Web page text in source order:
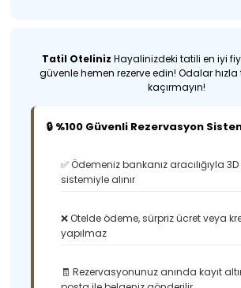
Tatil Oteliniz Hayalinizdeki tatili en iyi
güvenle hemen rezerve edin! Odalar hızla
kaçırmayın!
🔒 %100 Güvenli Rezervasyon
✅ Ödemeniz bankanız aracılığıyla
sistemiyle alınır
❌ Otelde ödeme, sürpriz ücret veya
yapılmaz
🧾 Rezervasyonunuz anında kayıt